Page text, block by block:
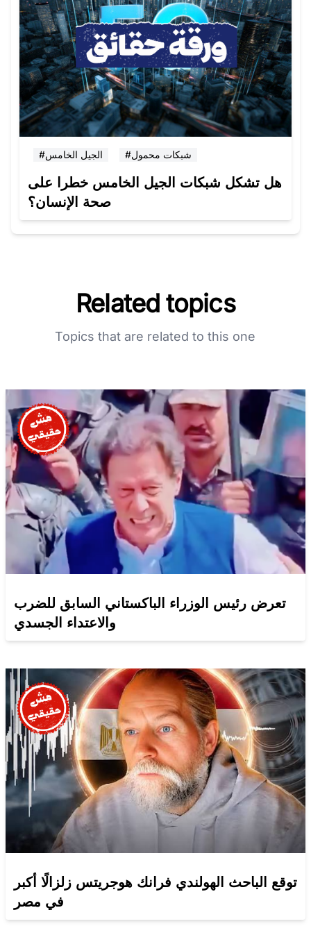
#الجيل الخامس #شبكات محمول
هل تشكل شبكات الجيل الخامس خطرا على
صحة الإنسان؟
Related topics
Topics that are related to this one
تعرض رئيس الوزراء الباكستاني السابق للضرب
والاعتداء الجسدي
توقع الباحث الهولندي فرانك هوجريتس زلزالًا أكبر
في مصر